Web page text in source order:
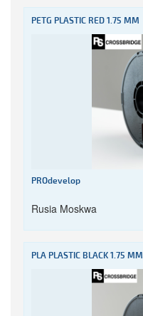
PETG PLASTIC RED 1.75 MM
PROdevelop
Rusia Moskwa
PLA PLASTIC BLACK 1.75 MM